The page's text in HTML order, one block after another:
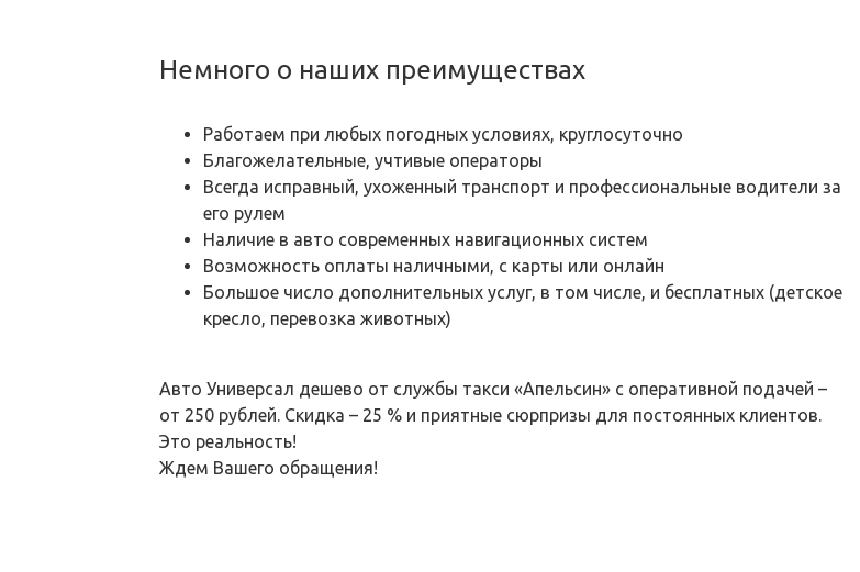
Немного о наших преимуществах
Работаем при любых погодных условиях, круглосуточно
Благожелательные, учтивые операторы
Всегда исправный, ухоженный транспорт и профессиональные водители за
его рулем
Наличие в авто современных навигационных систем
Возможность оплаты наличными, с карты или онлайн
Большое число дополнительных услуг, в том числе, и бесплатных (детское
кресло, перевозка животных)
Авто Универсал дешево от службы такси «Апельсин» с оперативной подачей –
от 250 рублей. Скидка – 25 % и приятные сюрпризы для постоянных клиентов.
Это реальность!
Ждем Вашего обращения!